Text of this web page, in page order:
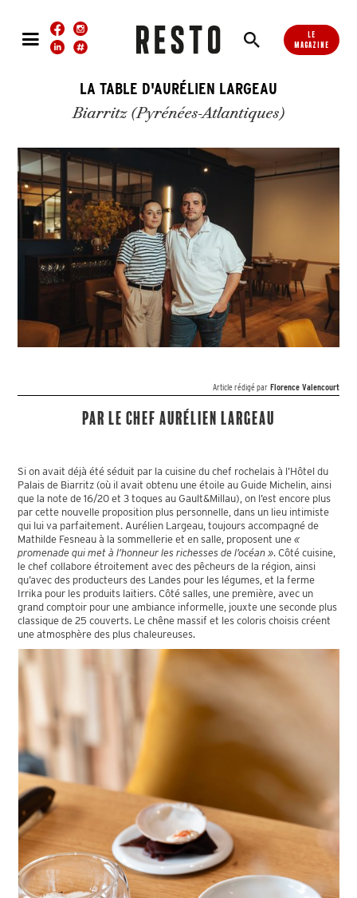
LE
MAGAZINE
LA TABLE D'AURÉLIEN LARGEAU
Biarritz (Pyrénées-Atlantiques)
Article rédigé par Florence Valencourt
Par le chef Aurélien Largeau
Si on avait déjà été séduit par la cuisine du chef rochelais à l’Hôtel du
Palais de Biarritz (où il avait obtenu une étoile au Guide Michelin, ainsi
que la note de 16/20 et 3 toques au Gault&Millau), on l’est encore plus
par cette nouvelle proposition plus personnelle, dans un lieu intimiste
qui lui va parfaitement. Aurélien Largeau, toujours accompagné de
Mathilde Fesneau à la sommellerie et en salle, proposent une«
promenade qui met à l’honneur les richesses de l’océan ». Côté cuisine,
le chef collabore étroitement avec des pêcheurs de la région, ainsi
qu’avec des producteurs des Landes pour les légumes, et la ferme
Irrika pour les produits laitiers. Côté salles, une première, avec un
grand comptoir pour une ambiance informelle, jouxte une seconde plus
classique de 25 couverts. Le chêne massif et les coloris choisis créent
une atmosphère des plus chaleureuses.